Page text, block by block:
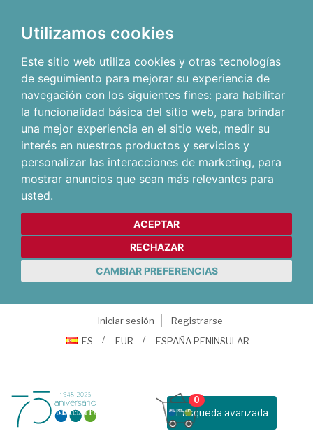
Utilizamos cookies
Este sitio web utiliza cookies y otras tecnologías
de seguimiento para mejorar su experiencia de
navegación con los siguientes fines: para habilitar
la funcionalidad básica del sitio web, para brindar
una mejor experiencia en el sitio web, medir su
interés en nuestros productos y servicios y
personalizar las interacciones de marketing, para
mostrar anuncios que sean más relevantes para
usted.
ACEPTAR
RECHAZAR
CAMBIAR PREFERENCIAS
Iniciar sesión
Registrarse
ES
EUR ESPAÑA PENINSULAR
Busqueda avanzada
0